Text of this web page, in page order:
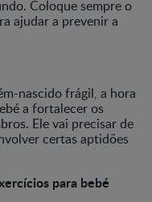
Coloque sempre o
ajudar a prevenir a
nascido frágil, a hora
a fortalecer os
Ele vai precisar de
certas aptidões
para bebé